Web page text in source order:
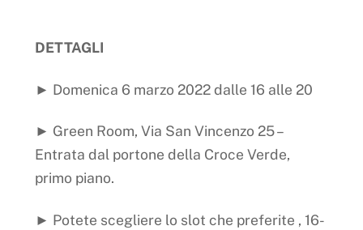
DETTAGLI
► Domenica 6 marzo 2022 dalle 16 alle 20
► Green Room, Via San Vincenzo 25 –
Entrata dal portone della Croce Verde,
primo piano.
► Potete scegliere lo slot che preferite , 16-